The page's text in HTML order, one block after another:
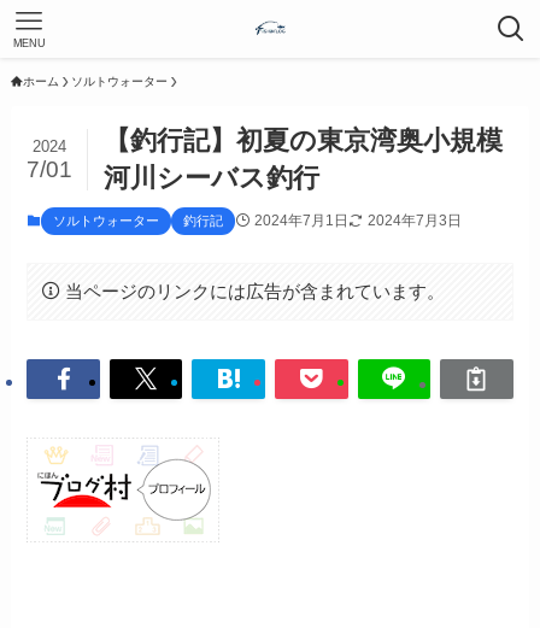
MENU
ホーム ソルトウォーター
【釣行記】初夏の東京湾奥小規模
河川シーバス釣行
2024
7/01
ソルトウォーター 釣行記 2024年7月1日 2024年7月3日
当ページのリンクには広告が含まれています。